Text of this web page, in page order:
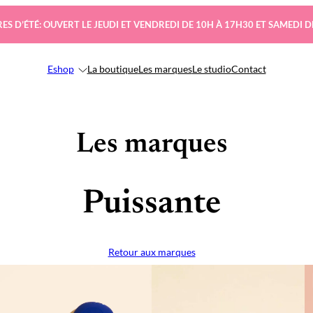
D’ÉTÉ: OUVERT LE JEUDI ET VENDREDI DE 10H À 17H30 ET SAMEDI
Eshop La boutiqueLes marquesLe studioContact
Les marques
Puissante
Retour aux marques